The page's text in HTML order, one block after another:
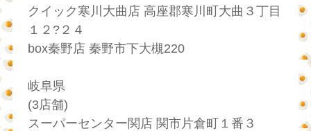
クイック寒川大曲店 高座郡寒川町大曲３丁目
１２?２４
box秦野店 秦野市下大槻220
岐阜県
(3店舗)
スーパーセンター関店 関市片倉町１番３